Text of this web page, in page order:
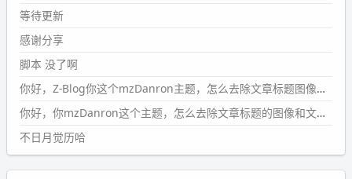
#PubWord
条嘟？？？？
wdssmq
2024-09-15 10:32:07
#PubWordVSCode 内 git 操作卡住的时候没办法主动取消
一直是个痛点，一般都是推送或拉取，今天连提交都卡
了。。
wdssmq
2024-09-11 08:45:43
等待更新
感谢分享
脚本 没了啊
你好，Z-Blog你这个mzDanron主题，怎么去除文章标题图像和文章摘要，仅显示标题，感谢回复！
你好，你mzDanron这个主题，怎么去除文章标题的图像和文章摘要！仅显示标题，感谢回复解决！
不日月觉历哈